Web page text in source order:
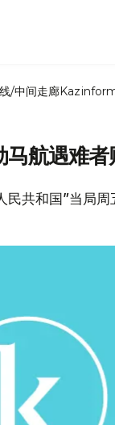
/中间走廊
马航遇难者
共和国”当局